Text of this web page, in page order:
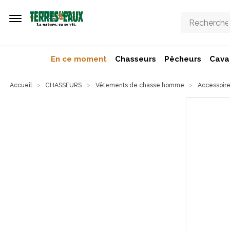
En ce moment Chasseurs Pêcheurs
Accueil CHASSEURS Vêtements de chasse homme